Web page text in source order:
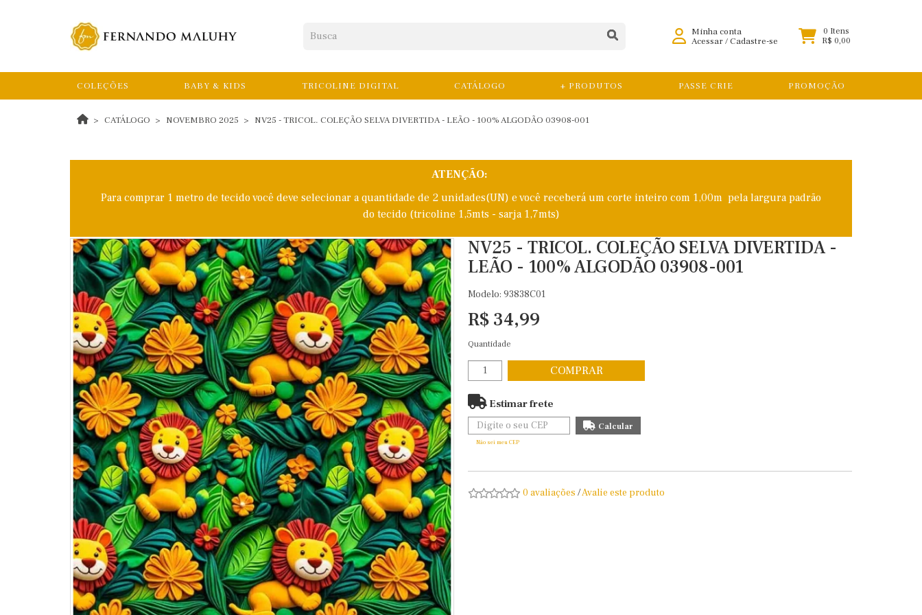
Minha conta
Acessar/Cadastre-se
0 Itens
R$ 0,00
COLEÇÕES BABY & KIDS TRICOLINE DIGITAL CATÁLOGO + PRODUTOS PASSE CRIE PROMOÇÃO
CATÁLOGO NOVEMBRO 2025 NV25 - TRICOL. COLEÇÃO SELVA DIVERTIDA - LEÃO - 100% ALGODÃO 03908-001
ATENÇÃO:
Para comprar 1 metro de tecido você deve selecionar a quantidade de 2 unidades(UN) e você receberá um corte inteiro com 1,00m pela largura padrão
do tecido (tricoline 1,5mts - sarja 1,7mts)
NV25 - TRICOL. COLEÇÃO SELVA DIVERTIDA -
LEÃO - 100% ALGODÃO 03908-001
Modelo: 93838C01
R$ 34,99
Quantidade
COMPRAR
Estimar frete
Não sei meu CEP
0 avaliações /Avalie este produto